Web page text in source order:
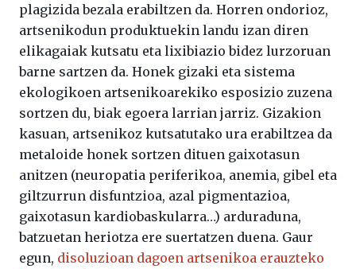
plagizida bezala erabiltzen da. Horren ondorioz,
artsenikodun produktuekin landu izan diren
elikagaiak kutsatu eta lixibiazio bidez lurzoruan
barne sartzen da. Honek gizaki eta sistema
ekologikoen artsenikoarekiko esposizio zuzena
sortzen du, biak egoera larrian jarriz. Gizakion
kasuan, artsenikoz kutsatutako ura erabiltzea da
metaloide honek sortzen dituen gaixotasun
anitzen (neuropatia periferikoa, anemia, gibel eta
giltzurrun disfuntzioa, azal pigmentazioa,
gaixotasun kardiobaskularra…) arduraduna,
batzuetan heriotza ere suertatzen duena. Gaur
egun, disoluzioan dagoen artsenikoa erauzteko